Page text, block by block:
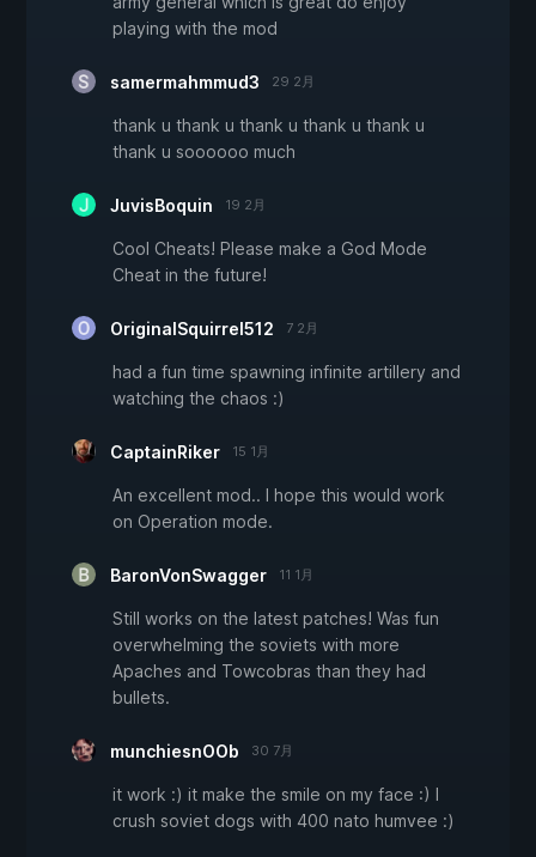
playing with the mod
samermahmmud3 29 2月
thank u thank u thank u thank u thank u
thank u soooooo much
JuvisBoquin 19 2月
Cool Cheats! Please make a God Mode
Cheat in the future!
OriginalSquirrel512 7 2月
had a fun time spawning infinite artillery and
watching the chaos :)
CaptainRiker 15 1月
An excellent mod.. I hope this would work
on Operation mode.
BaronVonSwagger 11 1月
Still works on the latest patches! Was fun
overwhelming the soviets with more
Apaches and Towcobras than they had
bullets.
munchiesnOOb 30 7月
it work :) it make the smile on my face :) I
crush soviet dogs with 400 nato humvee :)